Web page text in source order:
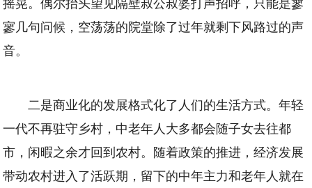
寥几句问候，空荡荡的院堂除了过年就剩下风路过的声
音。
二是商业化的发展格式化了人们的生活方式。年轻
一代不再驻守乡村，中老年人大多都会随子女去往都
市，闲暇之余才回到农村。随着政策的推进，经济发展
带动农村进入了活跃期，留下的中年主力和老年人就在